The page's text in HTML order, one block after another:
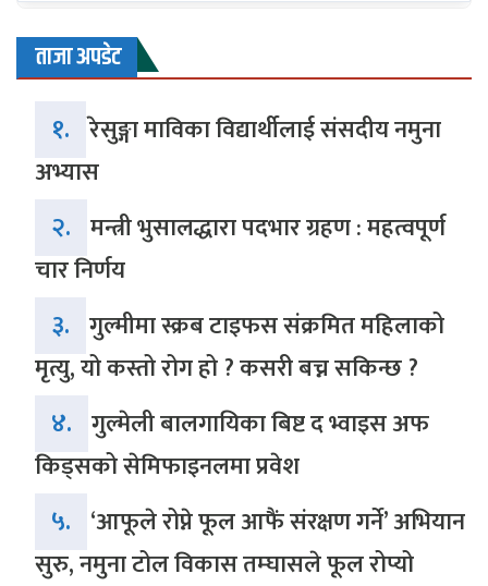
ताजा अपडेट
१. रेसुङ्गा माविका विद्यार्थीलाई संसदीय नमुना
अभ्यास
२. मन्त्री भुसालद्धारा पदभार ग्रहण : महत्वपूर्ण
चार निर्णय
३. गुल्मीमा स्क्रब टाइफस संक्रमित महिलाको
मृत्यु, यो कस्तो रोग हो ? कसरी बच्न सकिन्छ ?
४. गुल्मेली बालगायिका बिष्ट द भ्वाइस अफ
किड्सको सेमिफाइनलमा प्रवेश
५. ‘आफूले रोप्ने फूल आफैं संरक्षण गर्ने’ अभियान
सुरु, नमुना टोल विकास तम्घासले फूल रोप्यो